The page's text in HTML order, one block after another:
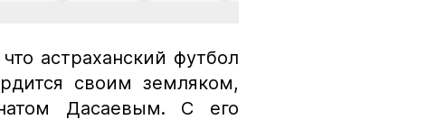
астраханский футбол
своим земляком,
Дасаевым. С его